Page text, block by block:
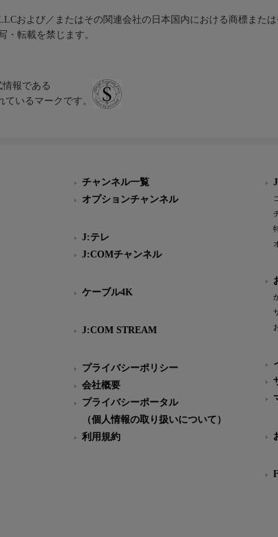
および／またはその関連会社の日本国内における商標または
・転載を禁じます。
報である
ているマークです。
チャンネル一覧
オプションチャンネル
J:テレ
J:COMチャンネル
ケーブル4K
J:COM STREAM
プライバシーポリシー
会社概要
プライバシーポータル
（個人情報の取り扱いについて）
利用規約